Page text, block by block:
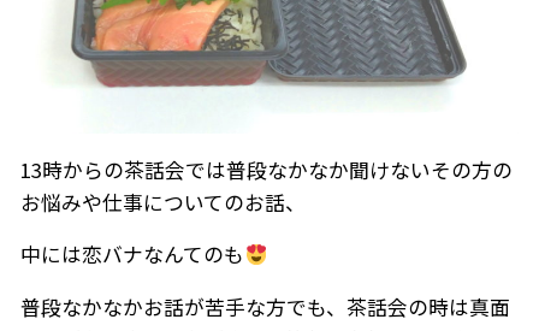
13時からの茶話会では普段なかなか聞けないその方の
お悩みや仕事についてのお話、
中には恋バナなんてのも
普段なかなかお話が苦手な方でも、茶話会の時は真面